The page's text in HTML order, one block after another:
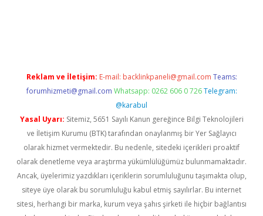
Reklam ve İletişim: E-mail: backlinkpaneli@gmail.com Teams:
forumhizmeti@gmail.com Whatsapp: 0262 606 0 726 Telegram:
@karabul
Yasal Uyarı: Sitemiz, 5651 Sayılı Kanun gereğince Bilgi Teknolojileri
ve İletişim Kurumu (BTK) tarafından onaylanmış bir Yer Sağlayıcı
olarak hizmet vermektedir. Bu nedenle, sitedeki içerikleri proaktif
olarak denetleme veya araştırma yükümlülüğümüz bulunmamaktadır.
Ancak, üyelerimiz yazdıkları içeriklerin sorumluluğunu taşımakta olup,
siteye üye olarak bu sorumluluğu kabul etmiş sayılırlar. Bu internet
sitesi, herhangi bir marka, kurum veya şahıs şirketi ile hiçbir bağlantısı